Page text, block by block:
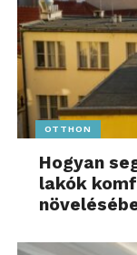
OTTHON
Hogyan
lakók